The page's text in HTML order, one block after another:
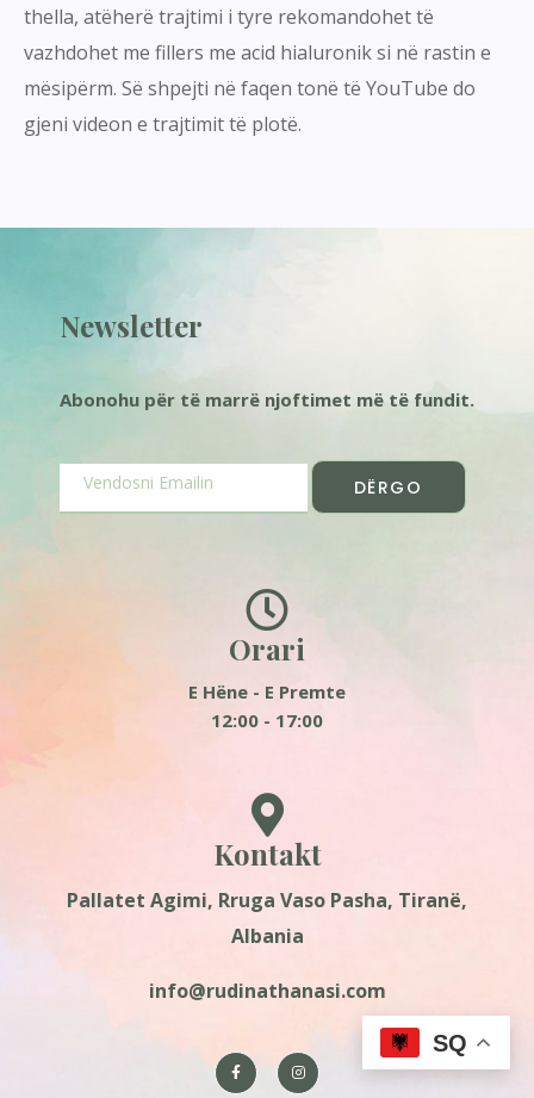
thella, atëherë trajtimi i tyre rekomandohet të
vazhdohet me fillers me acid hialuronik si në rastin e
mësipërm. Së shpejti në faqen tonë të YouTube do
gjeni videon e trajtimit të plotë.
Newsletter
Abonohu për të marrë njoftimet më të fundit.
DËRGO
Orari
E Hëne - E Premte
12:00 - 17:00
Kontakt
Pallatet Agimi, Rruga Vaso Pasha, Tiranë,
Albania
info@rudinathanasi.com
SQ